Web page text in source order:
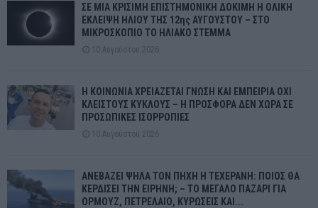
ΣΕ ΜΙΑ ΚΡΙΣΙΜΗ ΕΠΙΣΤΗΜΟΝΙΚΗ ΔΟΚΙΜΗ Η ΟΛΙΚΗ
ΕΚΛΕΙΨΗ ΗΛΙΟΥ ΤΗΣ 12ης ΑΥΓΟΥΣΤΟΥ – ΣΤΟ
ΜΙΚΡΟΣΚΟΠΙΟ ΤΟ ΗΛΙΑΚΟ ΣΤΕΜΜΑ
10 Αυγούστου 2026
Η ΚΟΙΝΩΝΙΑ ΧΡΕΙΑΖΕΤΑΙ ΓΝΩΣΗ ΚΑΙ ΕΜΠΕΙΡΙΑ ΟΧΙ
ΚΛΕΙΣΤΟΥΣ ΚΥΚΛΟΥΣ – Η ΠΡΟΣΦΟΡΑ ΔΕΝ ΧΩΡΑ ΣΕ
ΠΡΟΣΩΠΙΚΕΣ ΙΣΟΡΡΟΠΙΕΣ
10 Αυγούστου 2026
ΑΝΕΒΑΖΕΙ ΨΗΛΑ ΤΟΝ ΠΗΧΗ Η ΤΕΧΕΡΑΝΗ: ΠΟΙΟΣ ΘΑ
ΚΕΡΔΙΣΕΙ ΤΗΝ ΕΙΡΗΝΗ; – ΤΟ ΜΕΓΑΛΟ ΠΑΖΑΡΙ ΓΙΑ
ΟΡΜΟΥΖ, ΠΕΤΡΕΛΑΙΟ, ΚΥΡΩΣΕΙΣ ΚΑΙ...